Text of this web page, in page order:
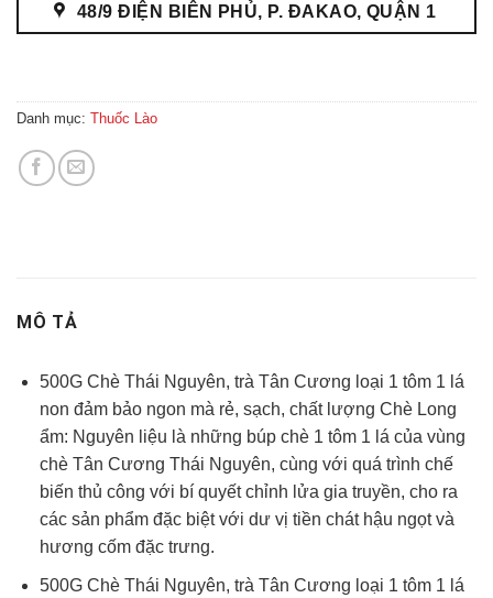
48/9 ĐIỆN BIÊN PHỦ, P. ĐAKAO, QUẬN 1
Danh mục: Thuốc Lào
MÔ TẢ
500G Chè Thái Nguyên, trà Tân Cương loại 1 tôm 1 lá
non đảm bảo ngon mà rẻ, sạch, chất lượng Chè Long
ẩm: Nguyên liệu là những búp chè 1 tôm 1 lá của vùng
chè Tân Cương Thái Nguyên, cùng với quá trình chế
biến thủ công với bí quyết chỉnh lửa gia truyền, cho ra
các sản phẩm đặc biệt với dư vị tiền chát hậu ngọt và
hương cốm đặc trưng.
500G Chè Thái Nguyên, trà Tân Cương loại 1 tôm 1 lá